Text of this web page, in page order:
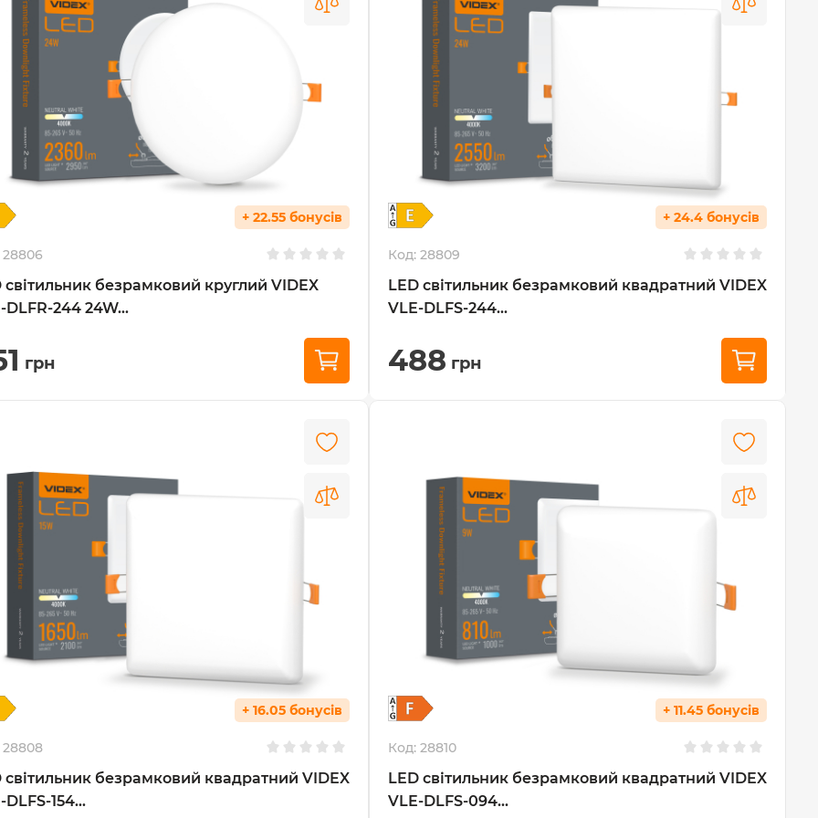
+ 22.55 бонусів
28806
світильник безрамковий круглий VIDEX
DLFR-244 24W...
грн
+ 24.4 бонусів
Код: 28809
LED світильник безрамковий квадратний VIDEX
VLE-DLFS-244...
488 грн
+ 16.05 бонусів
28808
світильник безрамковий квадратний VIDEX
DLFS-154...
+ 11.45 бонусів
Код: 28810
LED світильник безрамковий квадратний VIDEX
VLE-DLFS-094...